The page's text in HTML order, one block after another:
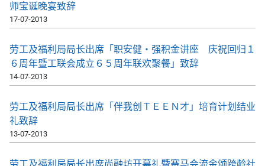
师宝诞晚宴致辞
17-07-2013
劳工及福利局局长出席「职安健‧强积金讲座 庆祝回归１
６周年暨工联会成立６５周年联欢聚餐」致辞
14-07-2013
劳工及福利局局长出席「伴我创ＴＥＥＮ才」培育计划结业
礼致辞
13-07-2013
劳工及福利局局长出席尚融坊开幕礼暨赛马会流金颂跨龄社